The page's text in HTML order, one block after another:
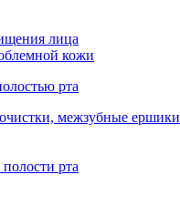
лица
кожи
рта
межзубные ершики
рта